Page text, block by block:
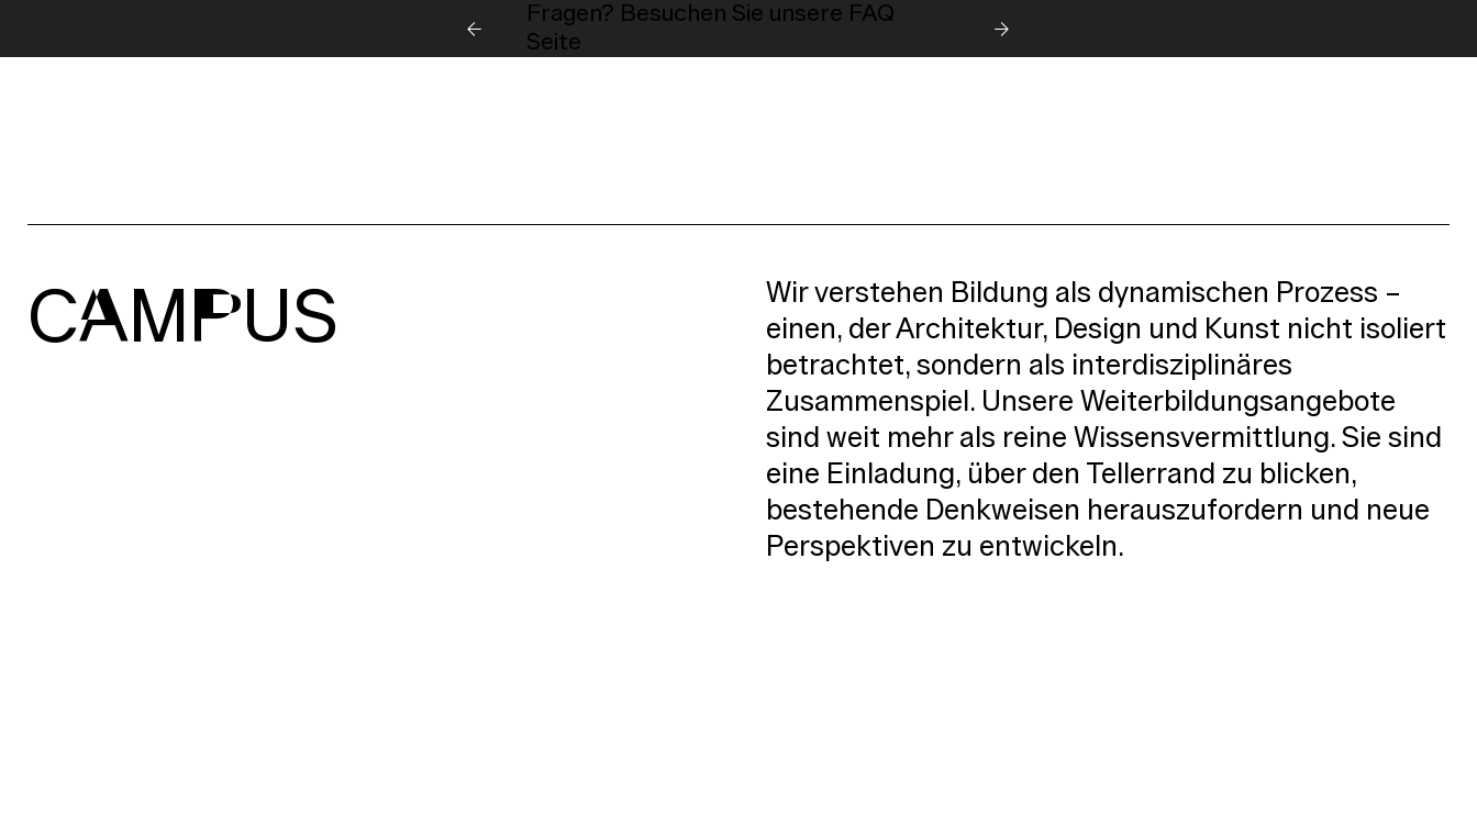
Fragen? Besuchen Sie unsere FAQ
Seite
CAMPUS
Wir verstehen Bildung als dynamischen Prozess –
einen, der Architektur, Design und Kunst nicht isoliert
betrachtet, sondern als interdisziplinäres
Zusammenspiel. Unsere Weiterbildungsangebote
sind weit mehr als reine Wissensvermittlung. Sie sind
eine Einladung, über den Tellerrand zu blicken,
bestehende Denkweisen herauszufordern und neue
Perspektiven zu entwickeln.